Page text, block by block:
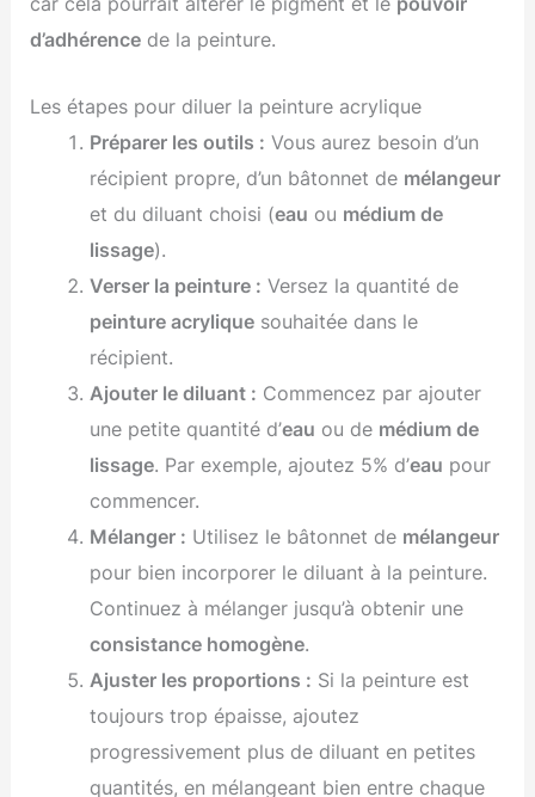
d’adhérence de la peinture.
Les étapes pour diluer la peinture acrylique
Préparer les outils : Vous aurez besoin d’un
récipient propre, d’un bâtonnet de mélangeur
et du diluant choisi (eau ou médium de
lissage).
Verser la peinture : Versez la quantité de
peinture acryliquesouhaitée dans le
récipient.
Ajouter le diluant : Commencez par ajouter
une petite quantité d’eau ou de médium de
lissage. Par exemple, ajoutez 5% d’eau pour
commencer.
Mélanger : Utilisez le bâtonnet de mélangeur
pour bien incorporer le diluant à la peinture.
Continuez à mélanger jusqu’à obtenir une
consistance homogène.
Ajuster les proportions : Si la peinture est
toujours trop épaisse, ajoutez
progressivement plus de diluant en petites
quantités, en mélangeant bien entre chaque